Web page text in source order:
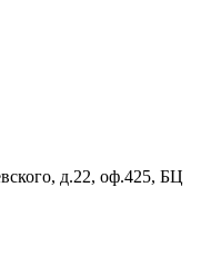
д.22, оф.425, БЦ